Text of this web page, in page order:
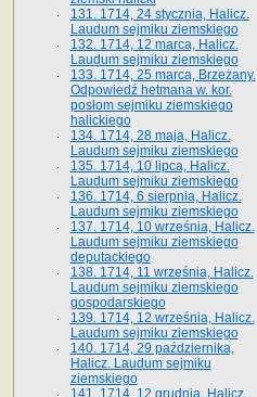
131. 1714, 24 stycznia, Halicz.
Laudum sejmiku ziemskiego
132. 1714, 12 marca, Halicz.
Laudum sejmiku ziemskiego
133. 1714, 25 marca, Brzeżany.
Odpowiedź hetmana w. kor.
posłom sejmiku ziemskiego
halickiego
134. 1714, 28 maja, Halicz.
Laudum sejmiku ziemskiego
135. 1714, 10 lipca, Halicz.
Laudum sejmiku ziemskiego
136. 1714, 6 sierpnia, Halicz.
Laudum sejmiku ziemskiego
137. 1714, 10 września, Halicz.
Laudum sejmiku ziemskiego
deputackiego
138. 1714, 11 września, Halicz.
Laudum sejmiku ziemskiego
gospodarskiego
139. 1714, 12 września, Halicz.
Laudum sejmiku ziemskiego
140. 1714, 29 października,
Halicz. Laudum sejmiku
ziemskiego
141. 1714, 12 grudnia, Halicz.